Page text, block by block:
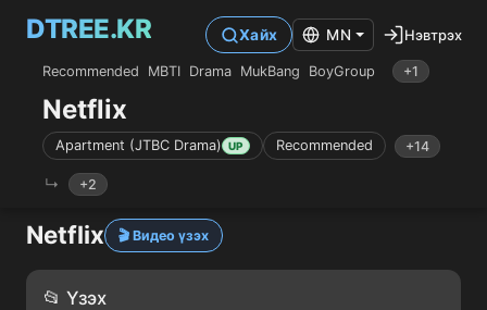
DTREE.KR
Recommended MBTI Drama MukBang BoyGroup +1
Netflix
Apartment (JTBC Drama) UP Recommended +14
+2
Хайх MN Нэвтрэх
Netflix 🎬 Видео үзэх
📂 Үзэх